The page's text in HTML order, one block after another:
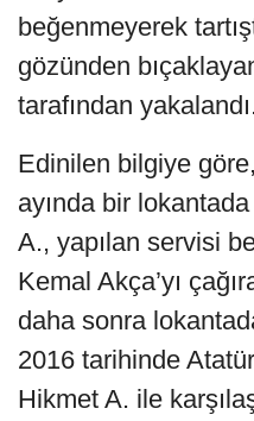
beğenmeyerek
gözünden
tarafından
Edinilen bilgiye
ayında bir
A., yapılan servisi
Kemal Akça’yı
daha sonra
2016 tarihinde
Hikmet A. ile